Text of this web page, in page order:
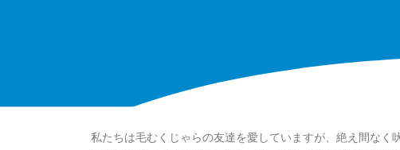
私たちは毛むくじゃらの友達を愛していますが、絶え間な